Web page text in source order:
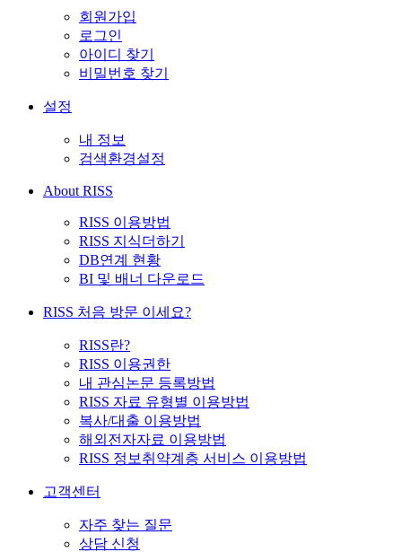
회원가입
로그인
아이디 찾기
비밀번호 찾기
설정
내 정보
검색환경설정
About RISS
RISS 이용방법
RISS 지식더하기
DB연계 현황
BI 및 배너 다운로드
RISS 처음 방문 이세요?
RISS란?
RISS 이용권한
내 관심논문 등록방법
RISS 자료 유형별 이용방법
복사/대출 이용방법
해외전자자료 이용방법
RISS 정보취약계층 서비스 이용방법
고객센터
자주 찾는 질문
상담 신청